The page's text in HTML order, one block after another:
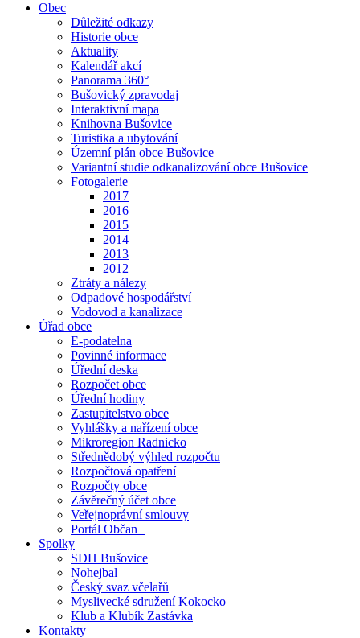
Obec
Důležité odkazy
Historie obce
Aktuality
Kalendář akcí
Panorama 360°
Bušovický zpravodaj
Interaktivní mapa
Knihovna Bušovice
Turistika a ubytování
Územní plán obce Bušovice
Variantní studie odkanalizování obce Bušovice
Fotogalerie
2017
2016
2015
2014
2013
2012
Ztráty a nálezy
Odpadové hospodářství
Vodovod a kanalizace
Úřad obce
E-podatelna
Povinné informace
Úřední deska
Rozpočet obce
Úřední hodiny
Zastupitelstvo obce
Vyhlášky a nařízení obce
Mikroregion Radnicko
Střednědobý výhled rozpočtu
Rozpočtová opatření
Rozpočty obce
Závěrečný účet obce
Veřejnoprávní smlouvy
Portál Občan+
Spolky
SDH Bušovice
Nohejbal
Český svaz včelařů
Myslivecké sdružení Kokocko
Klub a Klubík Zastávka
Kontakty